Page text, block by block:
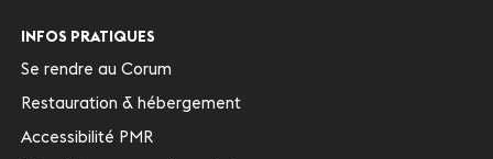
INFOS PRATIQUES
Se rendre au Corum
Restauration & hébergement
Accessibilité PMR